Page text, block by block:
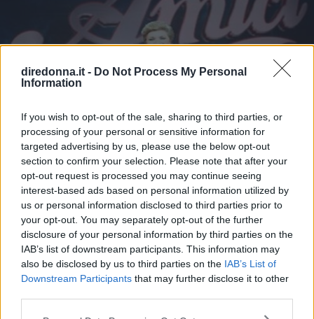
diredonna.it - Do Not Process My Personal
Information
If you wish to opt-out of the sale, sharing to third parties, or
processing of your personal or sensitive information for
targeted advertising by us, please use the below opt-out
section to confirm your selection. Please note that after your
opt-out request is processed you may continue seeing
interest-based ads based on personal information utilized by
us or personal information disclosed to third parties prior to
your opt-out. You may separately opt-out of the further
disclosure of your personal information by third parties on the
IAB’s list of downstream participants. This information may
also be disclosed by us to third parties on the IAB’s List of
Downstream Participants that may further disclose it to other
Amici, Mara Maionchi contro
Grazia Di Michele
Mara Maionchi e Grazia Di Michele, è subito scontro ad
Amici 11.